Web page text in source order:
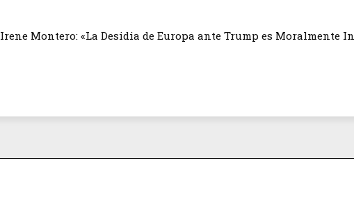
Irene Montero: «La Desidia de Europa ante Trump es Moralmente